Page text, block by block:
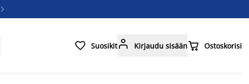

 Suosikit Kirjaudu sisään Ostoskorisi